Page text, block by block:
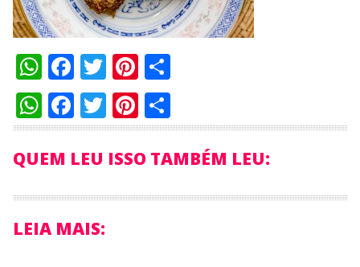
WhatsApp
Facebook
Twitter
Pinterest
Compartilhar
WhatsApp
Facebook
Twitter
Pinterest
Compartilhar
QUEM LEU ISSO TAMBÉM LEU:
LEIA MAIS: